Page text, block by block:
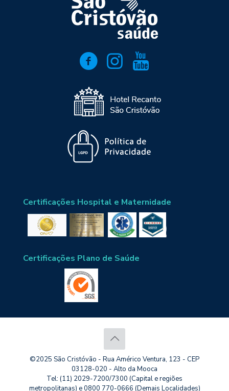
Certificações Hospital e Maternidade
Certificações Plano de Saúde
©2025 São Cristóvão - Rua Américo Ventura, 123 - CEP
03128-020 - Alto da Mooca
Tel: (11) 2029-7200/7300 (Capital e regiões
metropolitanas) e 0800 770-0666 (Demais Localidades)